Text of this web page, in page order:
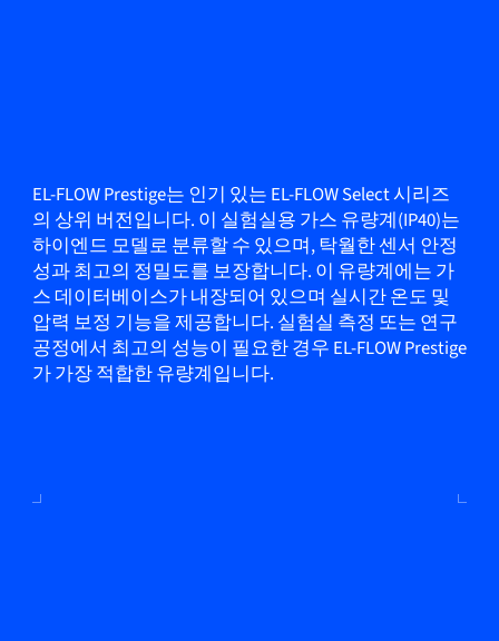
EL-FLOW Prestige는 인기 있는 EL-FLOW Select 시리즈
의 상위 버전입니다. 이 실험실용 가스 유량계(IP40)는
하이엔드 모델로 분류할 수 있으며, 탁월한 센서 안정
성과 최고의 정밀도를 보장합니다. 이 유량계에는 가
스 데이터베이스가 내장되어 있으며 실시간 온도 및
압력 보정 기능을 제공합니다. 실험실 측정 또는 연구
공정에서 최고의 성능이 필요한 경우 EL-FLOW Prestige
가 가장 적합한 유량계입니다.